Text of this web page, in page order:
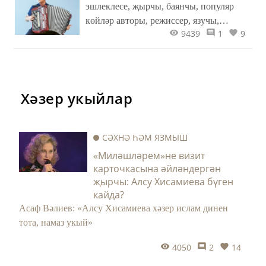
эшлеклесе, җырчы, баянчы, популяр
көйләр авторы, режиссер, язучы,
журналист, пародист, юморист Алмаз
9439 1 9
Хәзер укыйлар
СӘХНӘ ҺӘМ ЯЗМЫШ
«Миләшләрем»не визит
карточкасына әйләндергән
җырчы: Алсу Хисамиева бүген
кайда?
Асаф Вәлиев: «Алсу Хисамиева хәзер ислам динен
тота, намаз укый»
4050 2 14